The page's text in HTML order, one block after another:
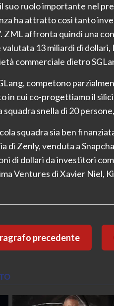
suo ruolo importante nel
ha attratto così tanto
ZML affronta quindi una
13 miliardi di
commerciale dietro
competono
in cui co-progettiamo il
squadra snella di 20
squadra sia ben
di Zenly, venduta a
di dollari da investitori
Ventures di Xavier Niel,
precedente